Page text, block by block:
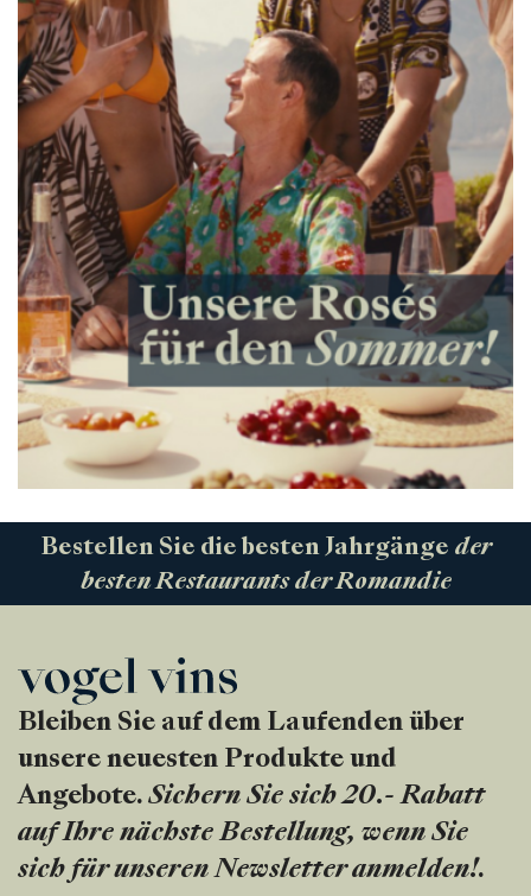
Bestellen Sie die besten Jahrgänge der
besten Restaurants der Romandie
Bleiben Sie auf dem Laufenden über
unsere neuesten Produkte und
Angebote. Sichern Sie sich 20.- Rabatt
auf Ihre nächste Bestellung, wenn Sie
sich für unseren Newsletter anmelden!.